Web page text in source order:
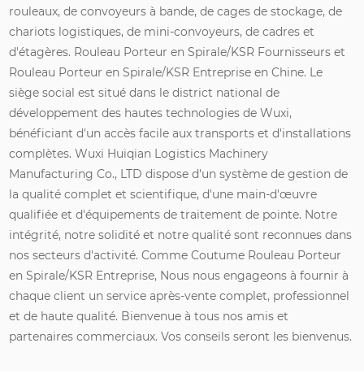
rouleaux, de convoyeurs à bande, de cages de stockage, de
chariots logistiques, de mini-convoyeurs, de cadres et
d'étagères. Rouleau Porteur en Spirale/KSR Fournisseurs et
Rouleau Porteur en Spirale/KSR Entreprise en Chine. Le
siège social est situé dans le district national de
développement des hautes technologies de Wuxi,
bénéficiant d'un accès facile aux transports et d'installations
complètes. Wuxi Huiqian Logistics Machinery
Manufacturing Co., LTD dispose d'un système de gestion de
la qualité complet et scientifique, d'une main-d'œuvre
qualifiée et d'équipements de traitement de pointe. Notre
intégrité, notre solidité et notre qualité sont reconnues dans
nos secteurs d'activité. CommeCoutume Rouleau Porteur
en Spirale/KSR Entreprise, Nous nous engageons à fournir à
chaque client un service après-vente complet, professionnel
et de haute qualité. Bienvenue à tous nos amis et
partenaires commerciaux. Vos conseils seront les bienvenus.